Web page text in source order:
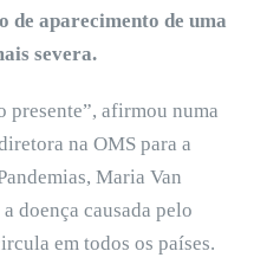
de aparecimento de uma
severa.
afirmou numa
na OMS para a
Maria Van
doença causada pelo
em todos os países.